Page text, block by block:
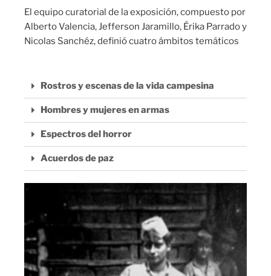
El equipo curatorial de la exposición, compuesto por
Alberto Valencia, Jefferson Jaramillo, Érika Parrado y
Nicolas Sanchéz, definió cuatro ámbitos temáticos
Rostros y escenas de la vida campesina
Hombres y mujeres en armas
Espectros del horror
Acuerdos de paz